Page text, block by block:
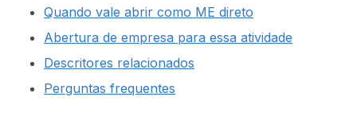
Quando vale abrir como ME direto
Abertura de empresa para essa atividade
Descritores relacionados
Perguntas frequentes